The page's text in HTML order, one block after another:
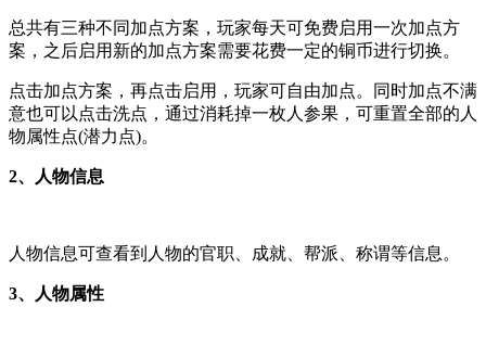
总共有三种不同加点方案，玩家每天可免费启用一次加点方
案，之后启用新的加点方案需要花费一定的铜币进行切换。
点击加点方案，再点击启用，玩家可自由加点。同时加点不满
意也可以点击洗点，通过消耗掉一枚人参果，可重置全部的人
物属性点(潜力点)。
2、人物信息
人物信息可查看到人物的官职、成就、帮派、称谓等信息。
3、人物属性